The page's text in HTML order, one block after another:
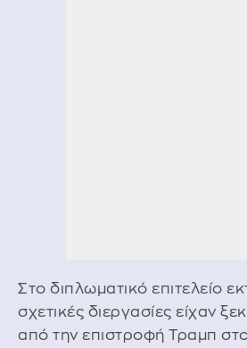
Στο διπλωματικό επιτελείο
σχετικές διεργασίες είχαν
από την επιστροφή Τραμπ